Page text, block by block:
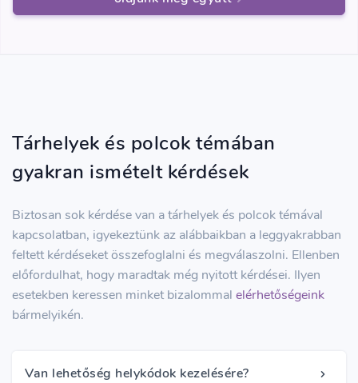
Tárhelyek és polcok témában
gyakran ismételt kérdések
Biztosan sok kérdése van a tárhelyek és polcok témával
kapcsolatban, igyekeztünk az alábbaikban a leggyakrabban
feltett kérdéseket összefoglalni és megválaszolni. Ellenben
előfordulhat, hogy maradtak még nyitott kérdései. Ilyen
esetekben keressen minket bizalommal elérhetőségeink
bármelyikén.
Van lehetőség helykódok kezelésére?